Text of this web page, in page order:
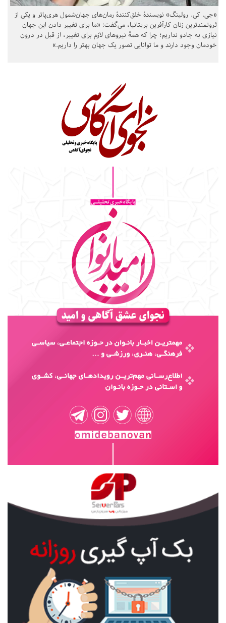
«جی. کی. رولینگ» نویسندهٔ خلق‌کنندهٔ رمان‌های جهان‌شمول هری‌پاتر و یکی از
ثروتمندترین زنان کارآفرین بریتانیا، می‌گفت: «ما برای تغییر دادن این جهان
نیازی به جادو نداریم؛ چرا که همهٔ نیروهای لازم برای تغییر، از قبل در درون
خودمان وجود دارند و ما توانایی تصور یک جهان بهتر را داریم.»